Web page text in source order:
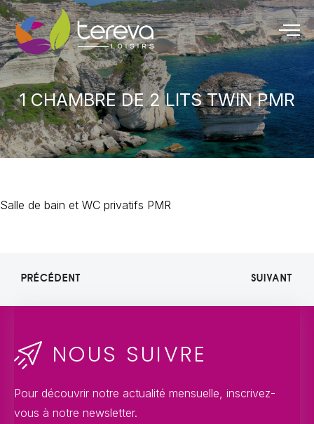
1 CHAMBRE DE 2 LITS TWIN PMR
Salle de bain et WC privatifs PMR
PRÉCÉDENT SUIVANT
NOUS SUIVRE
Pour découvrir notre actualité mensuelle, inscrivez-
vous à notre newsletter.